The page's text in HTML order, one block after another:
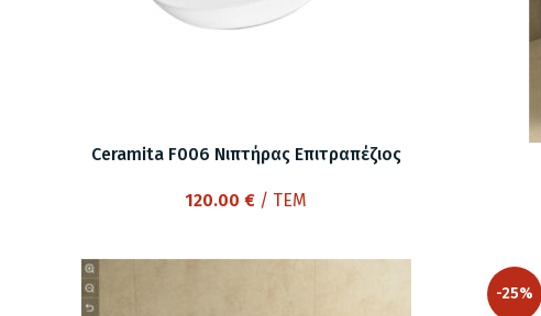
Ceramita F006 Νιπτήρας Επιτραπέζιος
120.00€ / ΤΕΜ
-25%